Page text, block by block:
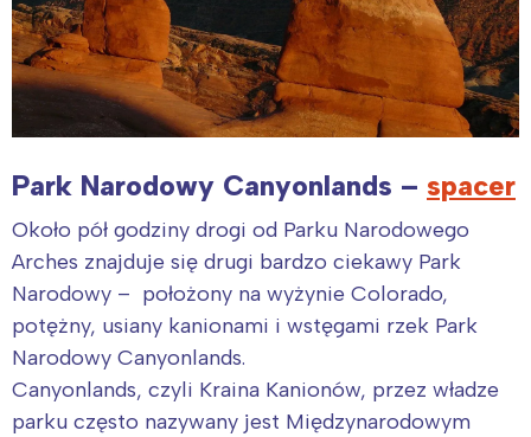
Park Narodowy Canyonlands – spacer
Około pół godziny drogi od Parku Narodowego
Arches znajduje się drugi bardzo ciekawy Park
Narodowy – położony na wyżynie Colorado,
potężny, usiany kanionami i wstęgami rzek Park
Narodowy Canyonlands.
Canyonlands, czyli Kraina Kanionów, przez władze
parku często nazywany jest Międzynarodowym